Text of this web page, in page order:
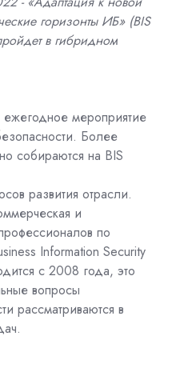
горизонты ИБ» (BIS
в гибридном
мероприятие
Более
собираются на BIS
развития отрасли.
и
по
Information Security
с 2008 года, это
вопросы
рассматриваются в